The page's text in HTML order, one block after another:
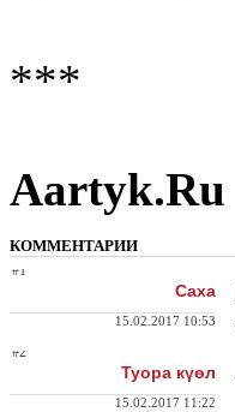
***
Aartyk.Ru
КОММЕНТАРИИ
#1
Саха
15.02.2017 10:53
#2
Туора күөл
15.02.2017 11:22